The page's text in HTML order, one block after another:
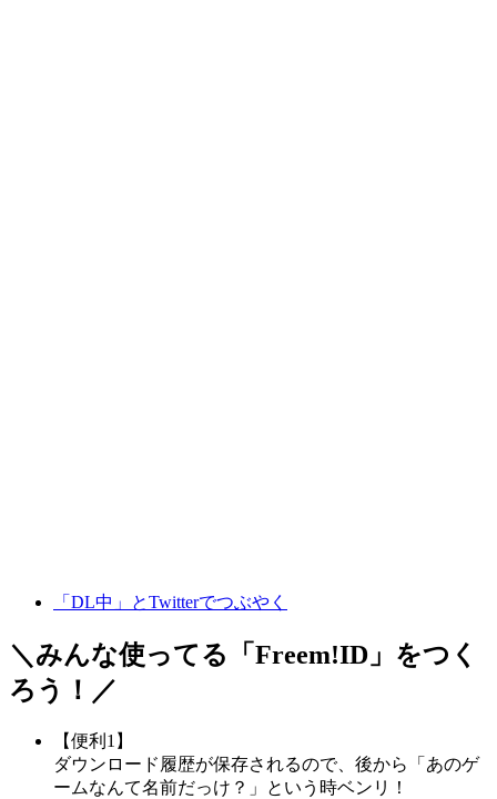
「DL中」とTwitterでつぶやく
＼みんな使ってる「 Freem!ID 」をつく
ろう！／
【便利1】
ダウンロード履歴が保存されるので、後から「あのゲ
ームなんて名前だっけ？」という時ベンリ！